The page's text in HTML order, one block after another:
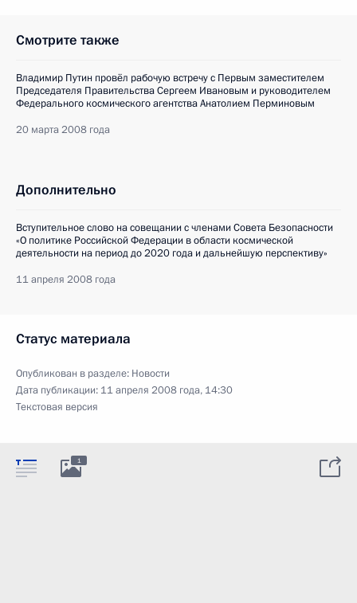
Смотрите также
Владимир Путин провёл рабочую встречу с Первым заместителем
Председателя Правительства Сергеем Ивановым и руководителем
Федерального космического агентства Анатолием Перминовым
20 марта 2008 года
Дополнительно
Вступительное слово на совещании с членами Совета Безопасности
«О политике Российской Федерации в области космической
деятельности на период до 2020 года и дальнейшую перспективу»
11 апреля 2008 года
Статус материала
Опубликован в разделе: Новости
Дата публикации: 11 апреля 2008 года, 14:30
Текстовая версия
1